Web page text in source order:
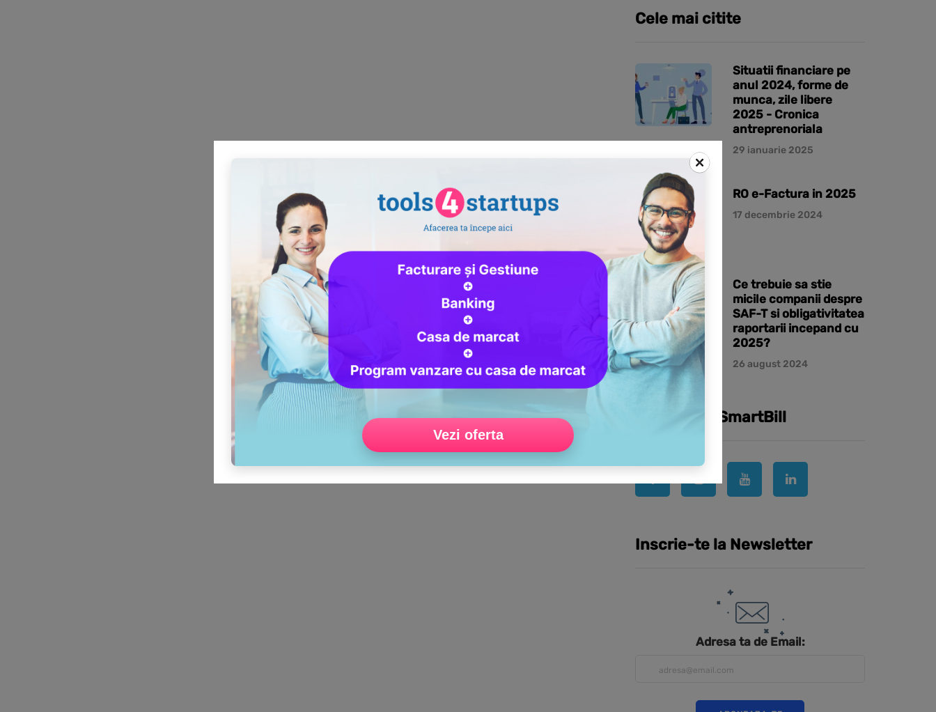
Cele mai citite
Situatii financiare pe
anul 2024, forme de
munca, zile libere
2025 - Cronica
antreprenoriala
29 ianuarie 2025
RO e-Factura in 2025
17 decembrie 2024
Ce trebuie sa stie
micile companii despre
SAF-T si obligativitatea
raportarii incepand cu
2025?
26 august 2024
Urmareste SmartBill
Inscrie-te la Newsletter
Adresa ta de Email:
Vezi oferta